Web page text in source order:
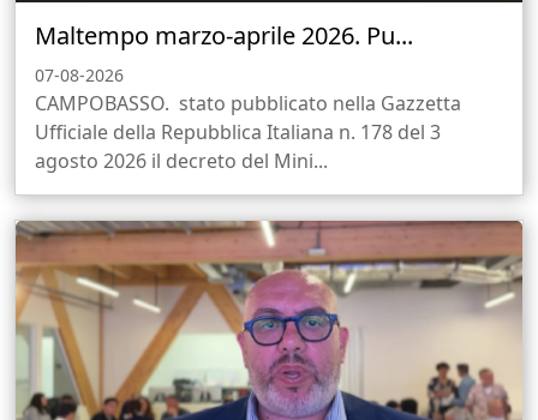
Maltempo marzo-aprile 2026. Pu...
07-08-2026
CAMPOBASSO. stato pubblicato nella Gazzetta
Ufficiale della Repubblica Italiana n. 178 del 3
agosto 2026 il decreto del Mini...